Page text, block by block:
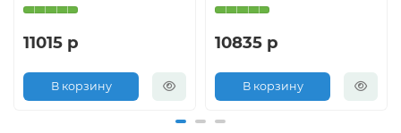
11015 р
В корзину
10835 р
В корзину